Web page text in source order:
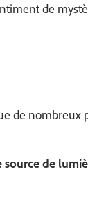
de
source de